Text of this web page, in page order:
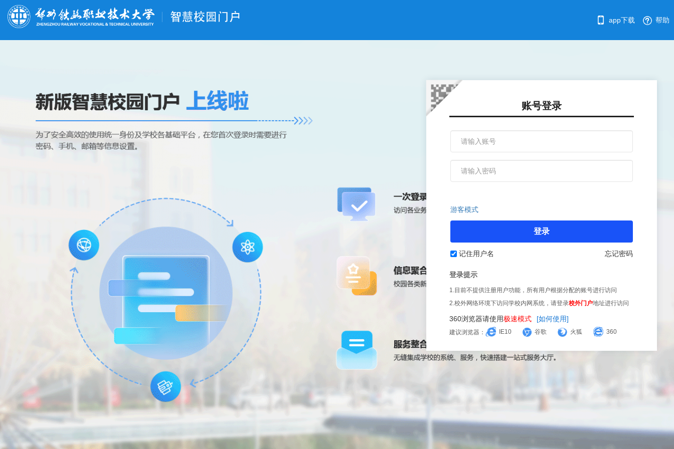
帮助
app下载
账号登录
游客模式
登录
记住用户名 忘记密码
登录提示
1.目前不提供注册用户功能，所有用户根据分配的账号进行访问
2.校外网络环境下访问学校内网系统，请登录校外门户地址进行访问
360浏览器请使用极速模式 [如何使用]
建议浏览器： IE10 谷歌 火狐 360